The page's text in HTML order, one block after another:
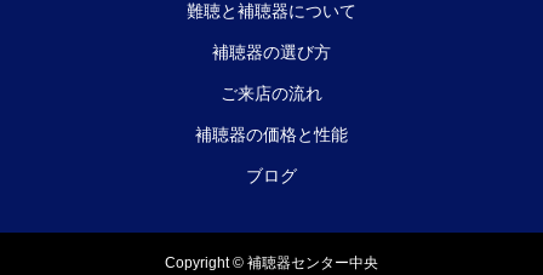
難聴と補聴器について
補聴器の選び方
ご来店の流れ
補聴器の価格と性能
ブログ
Copyright © 補聴器センター中央